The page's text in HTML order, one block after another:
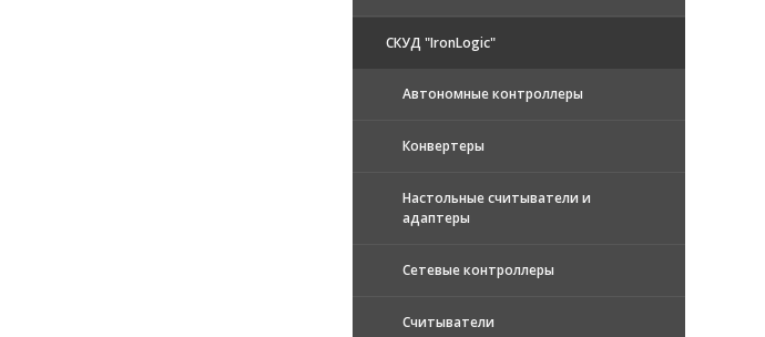
СКУД "IronLogic"
Автономные контроллеры
Конвертеры
Настольные считыватели и
адаптеры
Сетевые контроллеры
Считыватели